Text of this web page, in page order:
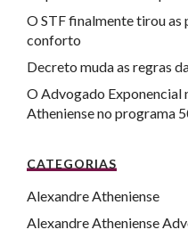
O STF finalmente tirou as
conforto
Decreto muda as regras
O Advogado Exponencial
Atheniense no programa
CATEGORIAS
Alexandre Atheniense
Alexandre Atheniense